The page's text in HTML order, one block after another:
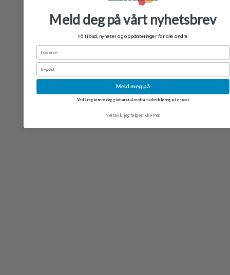
Meld deg på vårt nyhetsbrev
Få tilbud, nyheter og oppdateringer før alle andre
Fornavn
Email
Meld meg på
Ved å registrere deg godtar du å motta markedsføring på e-post
Nei takk, jeg følger ikke med